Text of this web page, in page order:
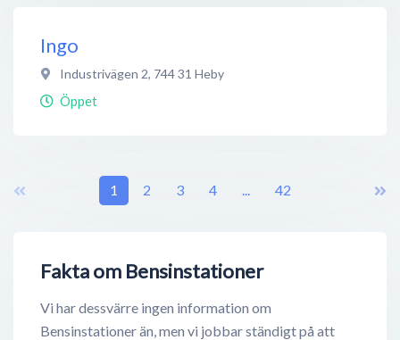
Fakta om Bensinstationer
Vi har dessvärre ingen information om
Bensinstationer än, men vi jobbar ständigt på att
Ingo
Industrivägen 2, 744 31 Heby
Öppet
1 2 3 4 ... 42